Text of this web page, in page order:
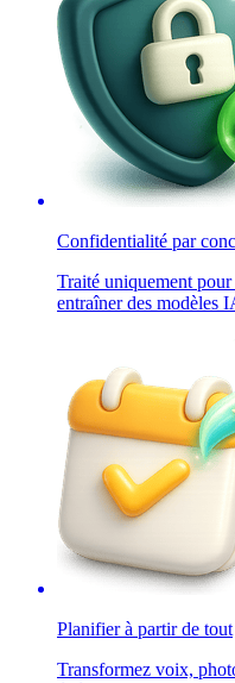
Confidentialité par
Traité uniquement
entraîner des modèles
Planifier à partir de tout
Transformez voix,